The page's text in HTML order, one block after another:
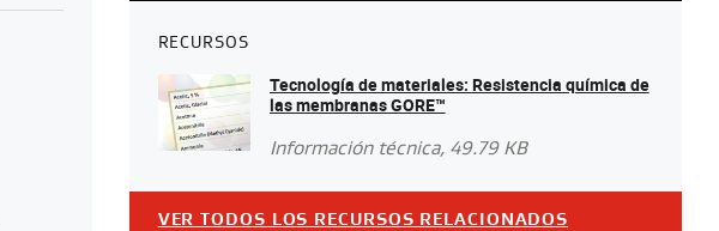
RECURSOS
Tecnología de materiales: Resistencia química de
las membranas GORE™
Información técnica, 49.79 KB
VER TODOS LOS RECURSOS RELACIONADOS